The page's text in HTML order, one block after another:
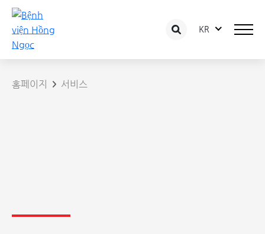
KR
홈페이지 서비스